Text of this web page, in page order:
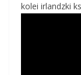
kolei irlandzki